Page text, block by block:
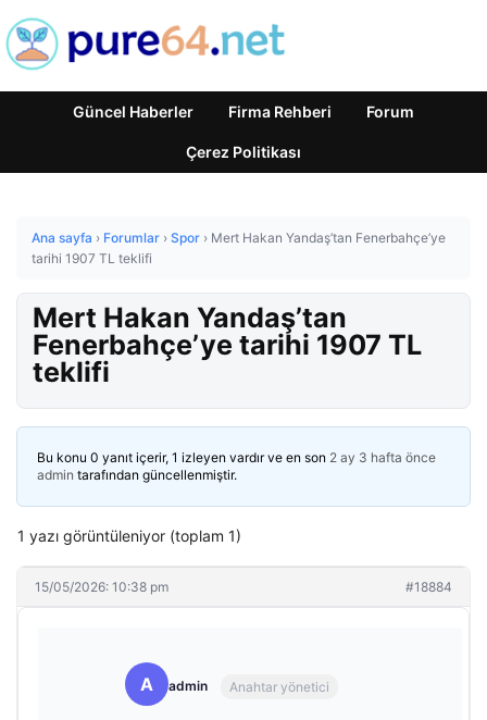
Güncel Haberler Firma Rehberi Forum
Çerez Politikası
Ana sayfa › Forumlar › Spor › Mert Hakan Yandaş’tan Fenerbahçe’ye
tarihi 1907 TL teklifi
Mert Hakan Yandaş’tan
Fenerbahçe’ye tarihi 1907 TL
teklifi
Bu konu 0 yanıt içerir, 1 izleyen vardır ve en son 2 ay 3 hafta önce
admin tarafından güncellenmiştir.
1 yazı görüntüleniyor (toplam 1)
15/05/2026: 10:38 pm #18884
A admin Anahtar yönetici